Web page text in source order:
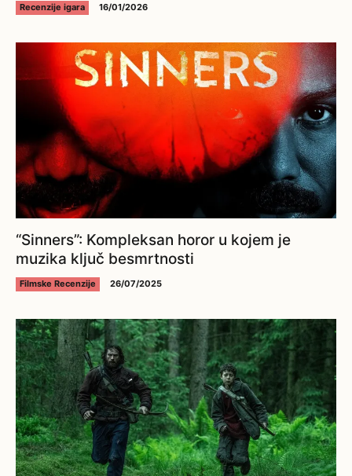
Recenzije igara 16/01/2026
“Sinners”: Kompleksan horor u kojem je
muzika ključ besmrtnosti
Filmske Recenzije 26/07/2025